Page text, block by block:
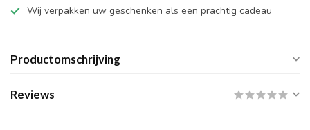
Wij verpakken uw geschenken als een prachtig cadeau
Productomschrijving
Reviews